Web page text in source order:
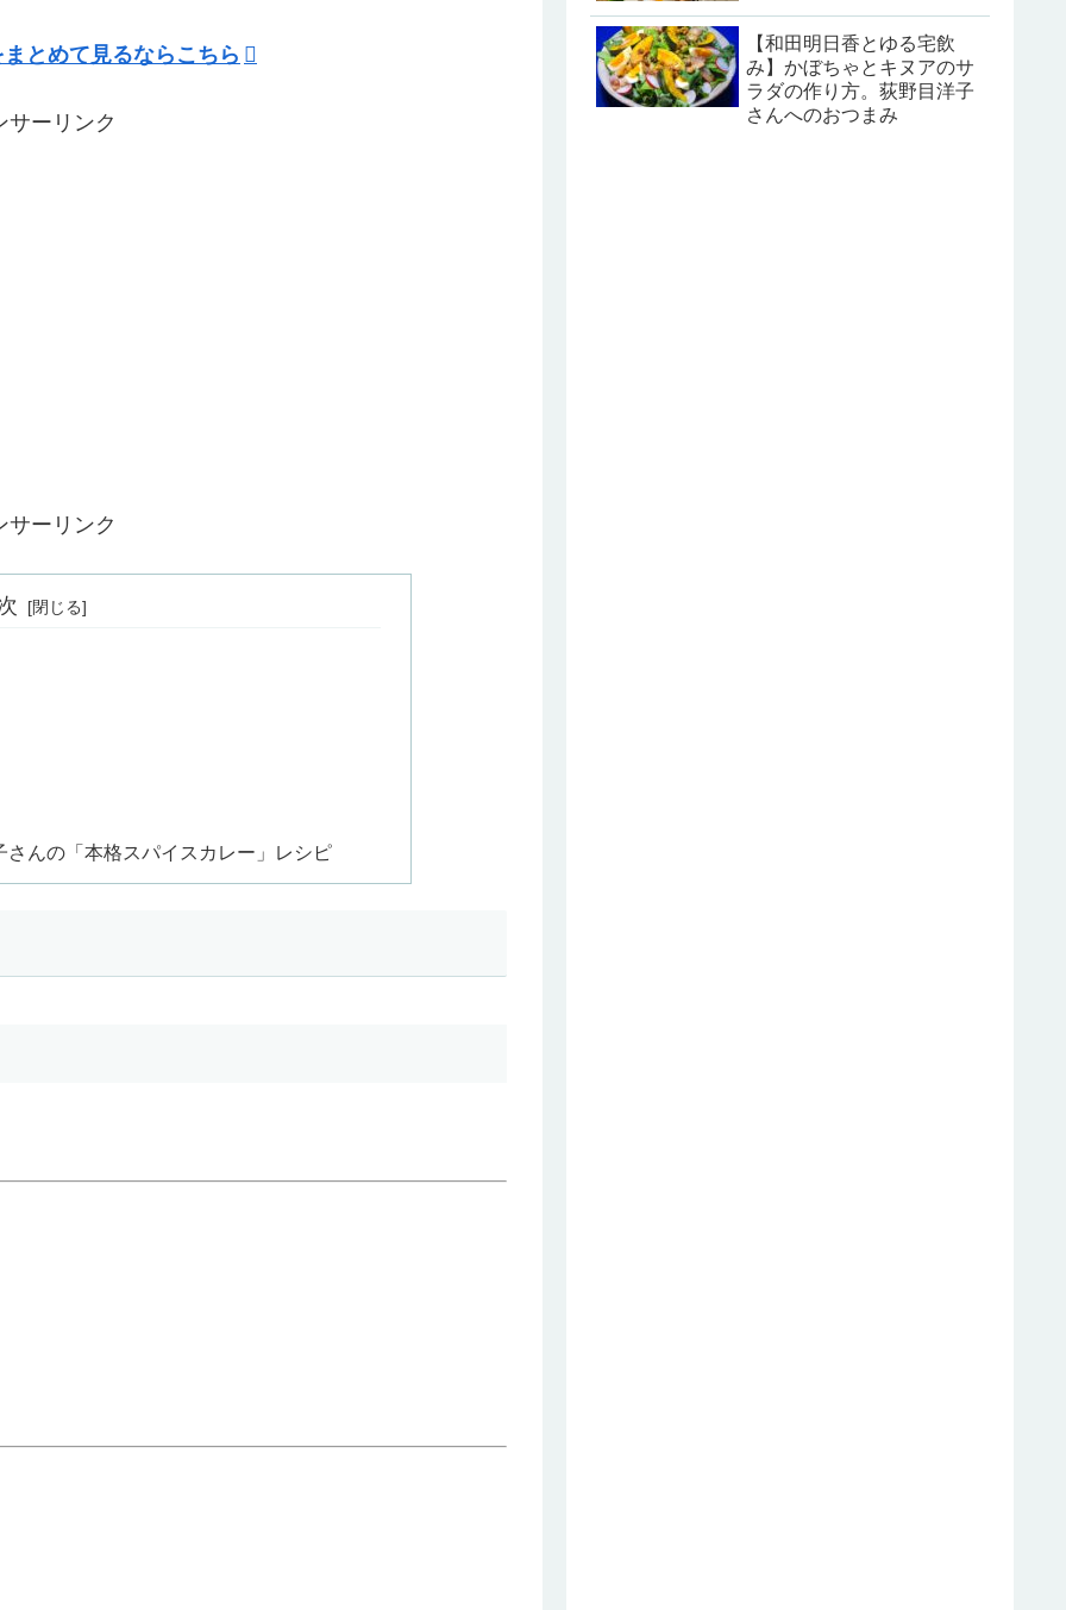
とめて見るならこちら
サーリンク
サーリンク
んの「本格スパイスカレー」レシピ
【和田明日香とゆる宅飲
み】かぼちゃとキヌアのサ
ラダの作り方。荻野目洋子
さんへのおつまみ